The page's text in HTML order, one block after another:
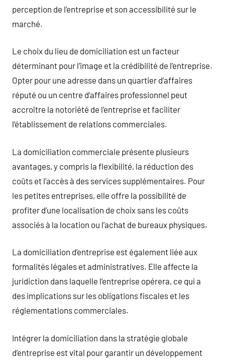
perception de l’entreprise et son accessibilité sur le
marché.
Le choix du lieu de domiciliation est un facteur
déterminant pour l’image et la crédibilité de l’entreprise.
Opter pour une adresse dans un quartier d’affaires
réputé ou un centre d’affaires professionnel peut
accroître la notoriété de l’entreprise et faciliter
l’établissement de relations commerciales.
La domiciliation commerciale présente plusieurs
avantages, y compris la flexibilité, la réduction des
coûts et l’accès à des services supplémentaires. Pour
les petites entreprises, elle offre la possibilité de
profiter d’une localisation de choix sans les coûts
associés à la location ou l’achat de bureaux physiques.
La domiciliation d’entreprise est également liée aux
formalités légales et administratives. Elle affecte la
juridiction dans laquelle l’entreprise opérera, ce qui a
des implications sur les obligations fiscales et les
réglementations commerciales.
Intégrer la domiciliation dans la stratégie globale
d’entreprise est vital pour garantir un développement